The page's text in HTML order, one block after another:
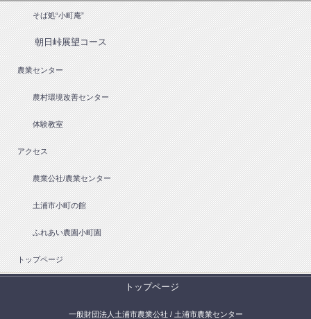
そば処“小町庵”
朝日峠展望コース
農業センター
農村環境改善センター
体験教室
アクセス
農業公社/農業センター
土浦市小町の館
ふれあい農園小町園
トップページ
トップページ
一般財団法人土浦市農業公社 / 土浦市農業センター